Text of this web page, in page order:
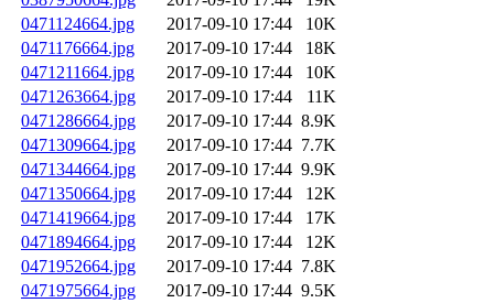
0471124664.jpg
2017-09-10 17:44
10K
0471176664.jpg
2017-09-10 17:44
18K
0471211664.jpg
2017-09-10 17:44
10K
0471263664.jpg
2017-09-10 17:44
11K
0471286664.jpg
2017-09-10 17:44 8.9K
0471309664.jpg
2017-09-10 17:44 7.7K
0471344664.jpg
2017-09-10 17:44 9.9K
0471350664.jpg
2017-09-10 17:44
12K
0471419664.jpg
2017-09-10 17:44
17K
0471894664.jpg
2017-09-10 17:44
12K
0471952664.jpg
2017-09-10 17:44 7.8K
0471975664.jpg
2017-09-10 17:44 9.5K